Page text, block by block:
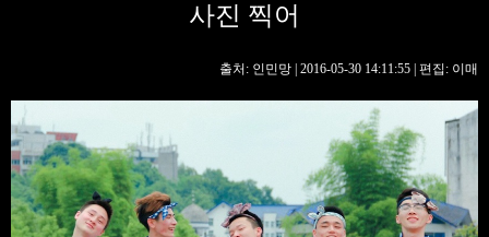
핫 TV
생생 중국어
사진 찍어
출처: 인민망 | 2016-05-30 14:11:55 | 편집: 이매